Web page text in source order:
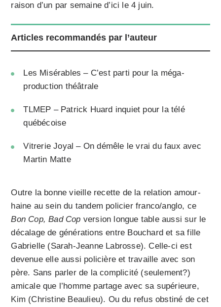
raison d’un par semaine d’ici le 4 juin.
Articles recommandés par l’auteur
Les Misérables – C’est parti pour la méga-
production théâtrale
TLMEP – Patrick Huard inquiet pour la télé
québécoise
Vitrerie Joyal – On démêle le vrai du faux avec
Martin Matte
Outre la bonne vieille recette de la relation amour-
haine au sein du tandem policier franco/anglo, ce
Bon Cop, Bad Cop version longue table aussi sur le
décalage de générations entre Bouchard et sa fille
Gabrielle (Sarah-Jeanne Labrosse). Celle-ci est
devenue elle aussi policière et travaille avec son
père. Sans parler de la complicité (seulement?)
amicale que l’homme partage avec sa supérieure,
Kim (Christine Beaulieu). Ou du refus obstiné de cet